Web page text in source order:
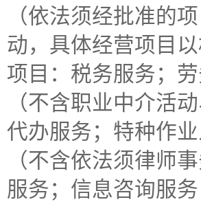
（依法须经批准的
动，具体经营项目
项目：税务服务；
（不含职业中介活
代办服务；特种作
（不含依法须律师
服务；信息咨询服